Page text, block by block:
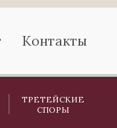
Контакты
ТРЕТЕЙСКИЕ
СПОРЫ